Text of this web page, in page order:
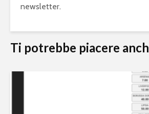
newsletter.
Ti potrebbe piacere